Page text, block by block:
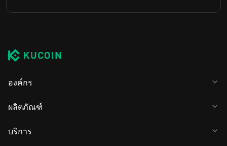
องค์กร
ผลิตภัณฑ์
บริการ